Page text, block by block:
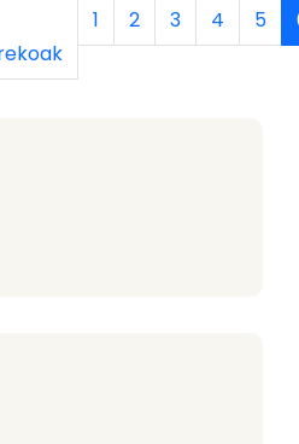
pageOrria
1 Orria
2 Orria
3 Orria
4 5